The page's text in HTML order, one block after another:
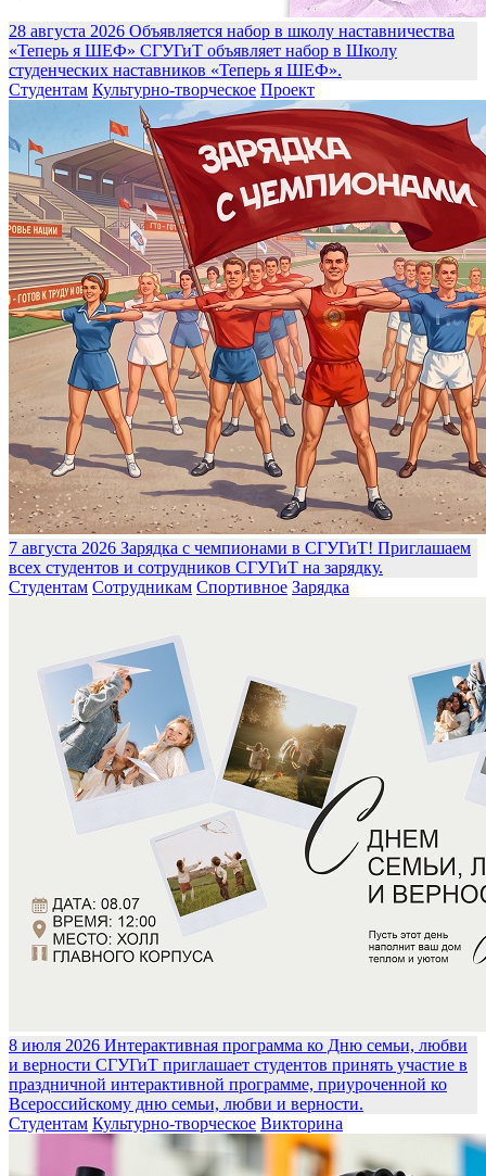
28 августа 2026 Объявляется набор в школу наставничества
«Теперь я ШЕФ» СГУГиТ объявляет набор в Школу
студенческих наставников «Теперь я ШЕФ».
Студентам Культурно-творческое Проект
7 августа 2026 Зарядка с чемпионами в СГУГиТ! Приглашаем
всех студентов и сотрудников СГУГиТ на зарядку.
Студентам Сотрудникам Спортивное Зарядка
8 июля 2026 Интерактивная программа ко Дню семьи, любви
и верности СГУГиТ приглашает студентов принять участие в
праздничной интерактивной программе, приуроченной ко
Всероссийскому дню семьи, любви и верности.
Студентам Культурно-творческое Викторина